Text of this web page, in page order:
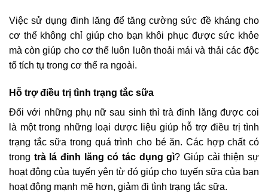
Việc sử dụng đinh lăng để tăng cường sức đề kháng cho
cơ thể không chỉ giúp cho bạn khôi phục được sức khỏe
mà còn giúp cho cơ thể luôn luôn thoải mái và thải các độc
tố tích tụ trong cơ thể ra ngoài.
Hỗ trợ điều trị tình trạng tắc sữa
Đối với những phụ nữ sau sinh thì trà đinh lăng được coi
là một trong những loại dược liệu giúp hỗ trợ điều trị tình
trạng tắc sữa trong quá trình cho bé ăn. Các hợp chất có
trong trà lá đinh lăng có tác dụng gì? Giúp cải thiện sự
hoạt động của tuyến yên từ đó giúp cho tuyến sữa của bạn
hoạt động mạnh mẽ hơn, giảm đi tình trạng tắc sữa.